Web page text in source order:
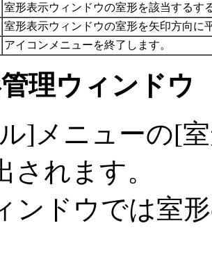
室形表示ウィンドウの室形を該当するす
室形表示ウィンドウの室形を矢印方向に
アイコンメニューを終了します。
理ウィンドウ
]メニューの[
されます。
ンドウでは室